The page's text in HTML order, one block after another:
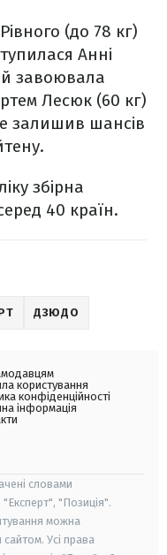
(до 78 кг)
Анні
й завоювала
Лесюк (60 кг)
залишив шансів
збірна
40 країн.
ДЗЮДО
користування
конфіденційності
інформація
словами
"Позиція".
можна
Усі права